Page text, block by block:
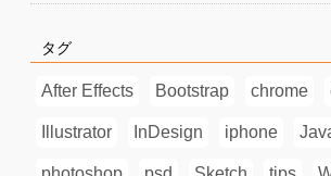
タグ
After Effects Bootstrap chrome
Illustrator InDesign iphone